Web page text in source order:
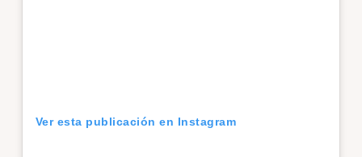
Ver esta publicación en Instagram